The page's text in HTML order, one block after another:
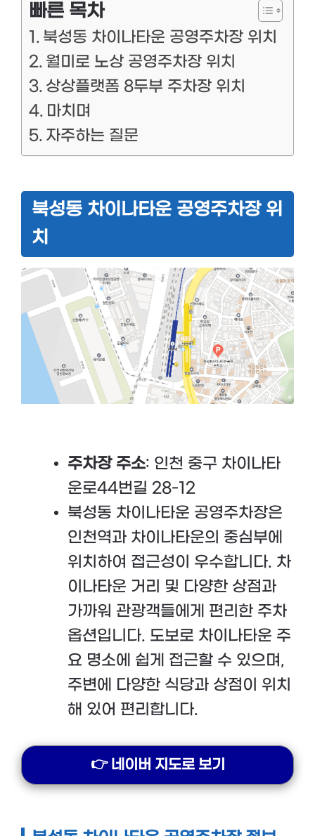
빠른 목차
북성동 차이나타운 공영주차장 위치
월미로 노상 공영주차장 위치
상상플랫폼 8두부 주차장 위치
마치며
자주하는 질문
북성동 차이나타운 공영주차장 위
치
주차장 주소: 인천 중구 차이나타
운로44번길 28-12
북성동 차이나타운 공영주차장은
인천역과 차이나타운의 중심부에
위치하여 접근성이 우수합니다. 차
이나타운 거리 및 다양한 상점과
가까워 관광객들에게 편리한 주차
옵션입니다. 도보로 차이나타운 주
요 명소에 쉽게 접근할 수 있으며,
주변에 다양한 식당과 상점이 위치
해 있어 편리합니다.
👉 네이버 지도로 보기